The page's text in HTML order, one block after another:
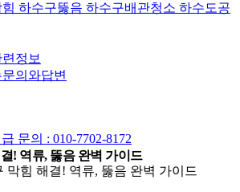
하수구뚫음 하수구배관청소 하수도공
정보
의와답변
문의 : 010-7702-8172
! 역류, 뚫음 완벽 가이드
막힘 해결! 역류, 뚫음 완벽 가이드